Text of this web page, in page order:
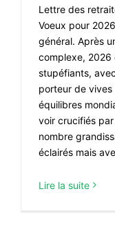
Lettre des
Voeux pour
général. Après
complexe, 2026
stupéfiants,
porteur de
équilibres
voir crucifiés
nombre
éclairés mais
Lire la suite